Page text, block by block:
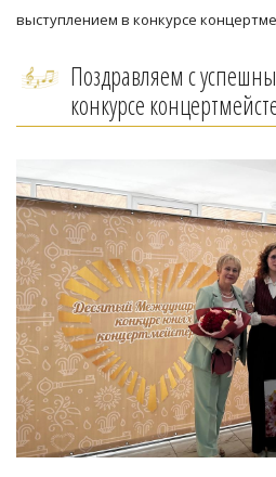
выступлением в конкурсе
Поздравляем с
конкурсе